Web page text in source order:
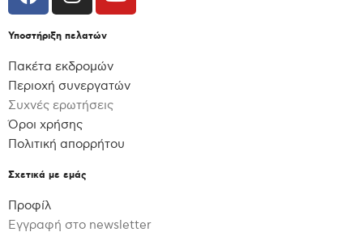
Δείτε το πρόγραμμα
CLARION CONGREESS
4*
or Similar
(VIE)
ROOMZ VIENNA PRATER
or Similar
(BUD) MÖVENPICK HOTEL
BUDAPEST CENTER
Υποστήριξη πελατών
Πακέτα εκδρομών
Περιοχή συνεργατών
Συχνές ερωτήσεις
Όροι χρήσης
Πολιτική απορρήτου
Σχετικά με εμάς
Προφίλ
Εγγραφή στο newsletter